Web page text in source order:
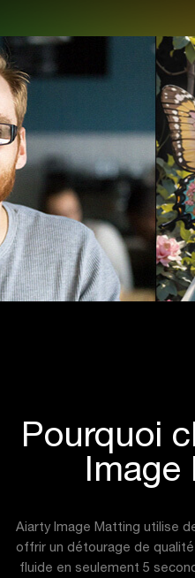
Pourquoi
Image
Aiarty Image Matting utilise
offrir un détourage de
fluide en seulement 5